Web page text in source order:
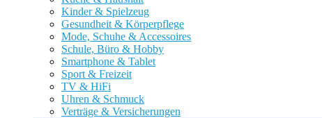
Kinder & Spielzeug
Gesundheit & Körperpflege
Mode, Schuhe & Accessoires
Schule, Büro & Hobby
Smartphone & Tablet
Sport & Freizeit
TV & HiFi
Uhren & Schmuck
Verträge & Versicherungen